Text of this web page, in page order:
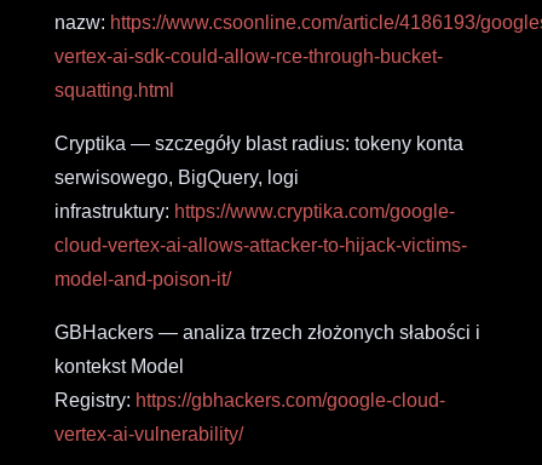
nazw: https://www.csoonline.com/article/4186193/
vertex-ai-sdk-could-allow-rce-through-bucket-
squatting.html
Cryptika — szczegóły blast radius: tokeny konta
serwisowego, BigQuery, logi
infrastruktury: https://www.cryptika.com/google-
cloud-vertex-ai-allows-attacker-to-hijack-victims-
model-and-poison-it/
GBHackers — analiza trzech złożonych słabości i
kontekst Model
Registry: https://gbhackers.com/google-cloud-
vertex-ai-vulnerability/